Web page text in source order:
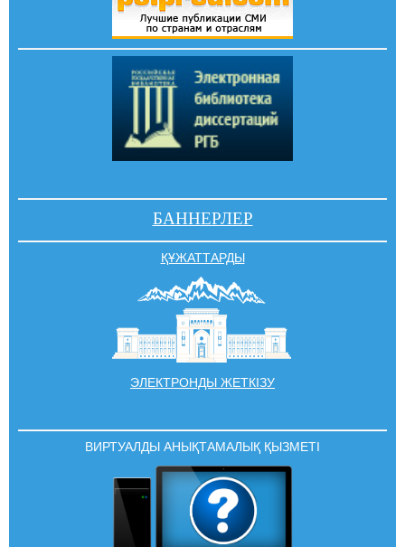
БАННЕРЛЕР
ҚҰЖАТТАРДЫ
ЭЛЕКТРОНДЫ ЖЕТКІЗУ
ВИРТУАЛДЫ АНЫҚТАМАЛЫҚ ҚЫЗМЕТІ